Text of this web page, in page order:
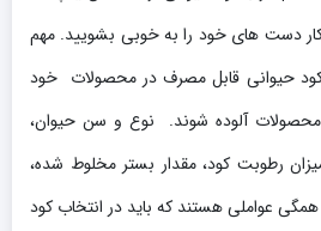
کار دست های خود را به خوبی بشویید. مهم
حیوانی قابل مصرف در محصولات خود
محصولات آلوده شوند. نوع و سن حیوان،
رطوبت کود، مقدار بستر مخلوط شده،
عواملی هستند که باید در انتخاب کود